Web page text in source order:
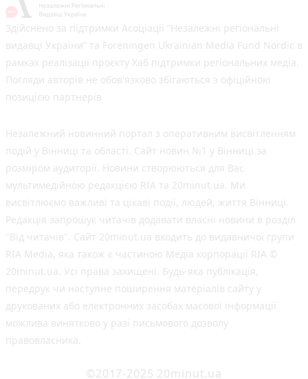
Здійснено за підтримки Асоціації “Незалежні регіональні
видавці України” та Foreningen Ukrainian Media Fund Nordic в
рамках реалізації проєкту Хаб підтримки регіональних медіа.
Погляди авторів не обов'язково збігаються з офіційною
позицією партнерів
Незалежний новинний портал з оперативним висвітленням
подій у Вінниці та області. Сайт новин №1 у Вінниці за
розміром аудиторії. Новини створюються для Вас
мультимедійною редакцією RIA та 20minut.ua. Ми
висвітлюємо важливі та цікаві події, людей, життя Вінниці.
Редакція запрошує читачів додавати власні новини в розділ
"Від читачів". Сайт 20minut.ua входить до видавничої групи
RIA Media, яка також є частиною Медіа корпорації RIA ©
20minut.ua. Усі права захищені. Будь-яка публiкацiя,
передрук чи наступне поширення матеріалів сайту у
друкованих або електронних засобах масової інформації
можлива винятково у разі письмового дозволу
правовласника.
©2017-2025 20minut.ua